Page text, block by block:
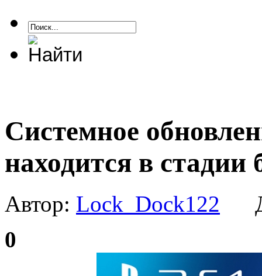
Системное
находится в стадии
Автор: Lock_Dock122
0